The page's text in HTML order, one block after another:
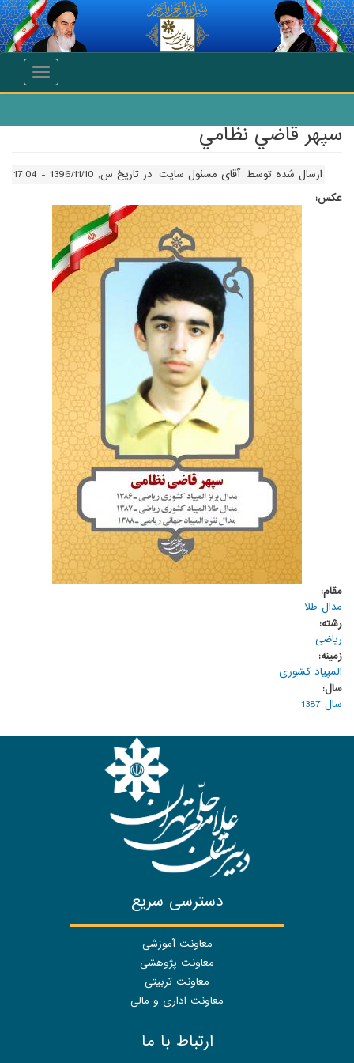
انتقال به محتوای اصلی
Toggle
سپهر قاضي نظامي
ارسال شده توسط آقای مسئول سایت در تاریخ س, 1396/11/10 - 17:04
عکس:
مقام:
مدال طلا
رشته:
ریاضی
زمینه:
المپیاد کشوری
سال:
سال 1387
دسترسی سریع
معاونت آموزشی
معاونت پژوهشی
معاونت تربیتی
معاونت اداری و مالی
ارتباط با ما